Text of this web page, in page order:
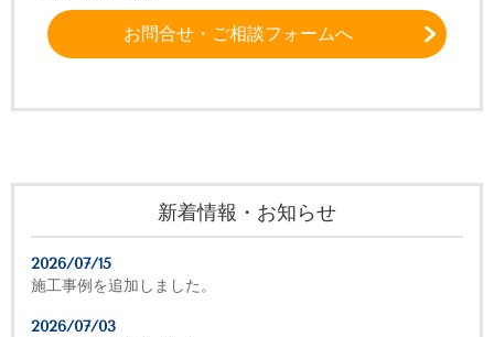
お問合せ・ご相談フォームへ
新着情報・お知らせ
2026/07/15
施工事例を追加しました。
2026/07/03